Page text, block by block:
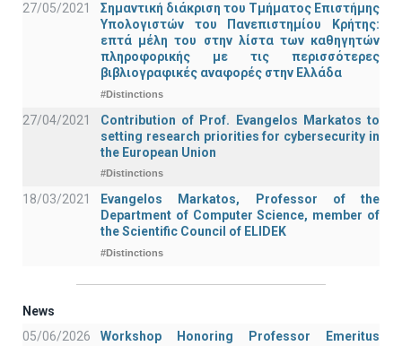
27/05/2021
Σημαντική διάκριση του Τμήματος Επιστήμης
Υπολογιστών του Πανεπιστημίου Κρήτης:
επτά μέλη του στην λίστα των καθηγητών
πληροφορικής με τις περισσότερες
βιβλιογραφικές αναφορές στην Ελλάδα
#Distinctions
27/04/2021
Contribution of Prof. Evangelos Markatos to
setting research priorities for cybersecurity in
the European Union
#Distinctions
18/03/2021
Evangelos Markatos, Professor of the
Department of Computer Science, member of
the Scientific Council of ELIDEK
#Distinctions
News
05/06/2026
Workshop Honoring Professor Emeritus